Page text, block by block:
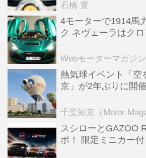
石橋 寛
4モーターで1914馬
ク ネヴェーラはク
全版／115】
Webモーターマガジ
熱気球イベント「空
京」が2年ぶりに開
ンテンツも
千葉知充（Motor
スシローとGAZOO
ボ！ 限定ミニカー